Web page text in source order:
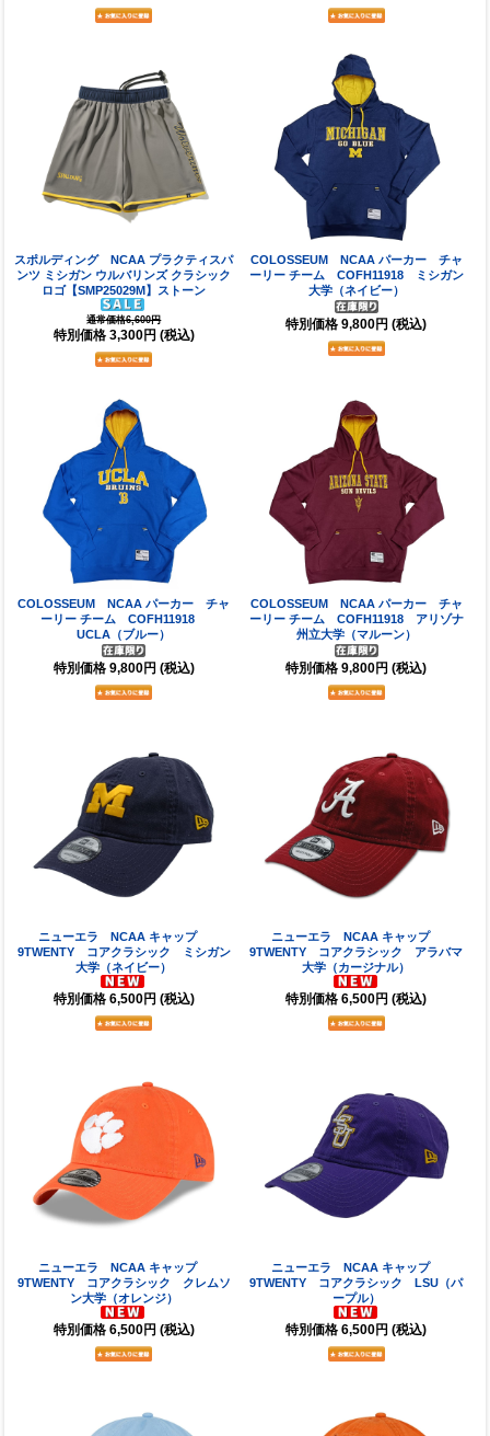
スポルディング NCAA プラクティスパ
ンツ ミシガン ウルバリンズ クラシック
ロゴ【SMP25029M】ストーン
通常価格6,600円
特別価格 3,300円 (税込)
COLOSSEUM NCAA パーカー チャ
ーリー チーム COFH11918 ミシガン
大学（ネイビー）
特別価格 9,800円 (税込)
COLOSSEUM NCAA パーカー チャ
ーリー チーム COFH11918
UCLA（ブルー）
特別価格 9,800円 (税込)
COLOSSEUM NCAA パーカー チャ
ーリー チーム COFH11918 アリゾナ
州立大学（マルーン）
特別価格 9,800円 (税込)
ニューエラ NCAA キャップ
9TWENTY コアクラシック ミシガン
大学（ネイビー）
特別価格 6,500円 (税込)
ニューエラ NCAA キャップ
9TWENTY コアクラシック アラバマ
大学（カージナル）
特別価格 6,500円 (税込)
ニューエラ NCAA キャップ
9TWENTY コアクラシック クレムソ
ン大学（オレンジ）
特別価格 6,500円 (税込)
ニューエラ NCAA キャップ
9TWENTY コアクラシック LSU（パ
ープル）
特別価格 6,500円 (税込)